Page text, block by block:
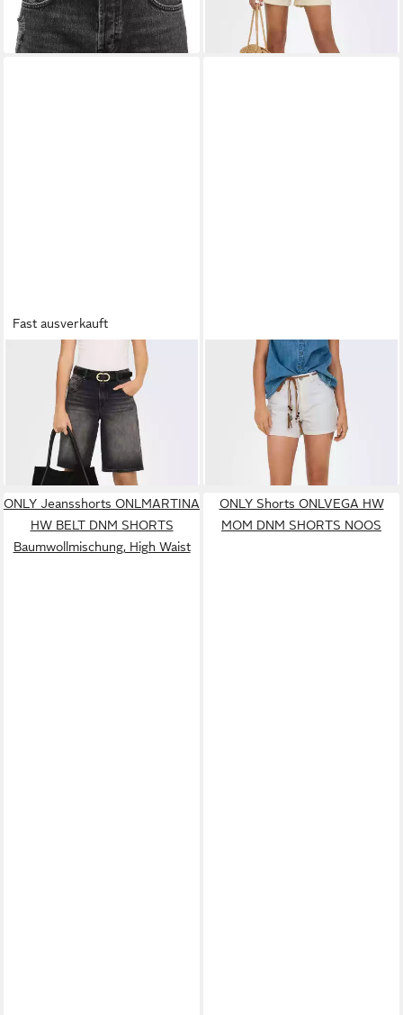
Fast ausverkauft
Jeansbermudas
ONLMATE REG BAGGY
LONG SHORTS DNM NOOS
Baumwolle, Regular Waist
ab 38,99 €
Jeansshorts
ONLKELLY HW SHORTS
DNM AZG017
ab 19,78 € UVP 34,99 €
ONLY Jeansshorts ONLMARTINA
HW BELT DNM SHORTS
Baumwollmischung, High Waist
ONLY Shorts ONLVEGA HW
MOM DNM SHORTS NOOS